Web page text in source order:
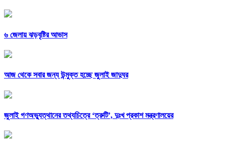
৬ জেলায় ঝড়বৃষ্টির আভাস
আজ থেকে সবার জন্য উন্মুক্ত হচ্ছে জুলাই জাদুঘর
জুলাই গণঅভ্যুত্থানের তথ্যচিত্রে ‘ত্রুটি’, দুঃখ প্রকাশ মন্ত্রণালয়ের